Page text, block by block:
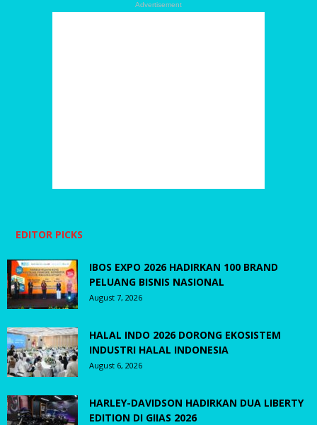
Advertisement
EDITOR PICKS
IBOS EXPO 2026 HADIRKAN 100 BRAND
PELUANG BISNIS NASIONAL
August 7, 2026
HALAL INDO 2026 DORONG EKOSISTEM
INDUSTRI HALAL INDONESIA
August 6, 2026
HARLEY-DAVIDSON HADIRKAN DUA LIBERTY
EDITION DI GIIAS 2026